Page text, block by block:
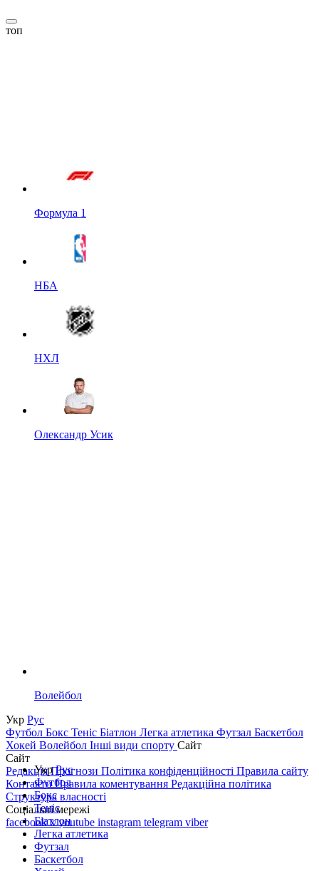
топ
Формула 1
НБА
НХЛ
Олександр Усик
Волейбол
Укр Рус
Футбол Бокс Теніс Біатлон Легка атлетика Футзал Баскетбол
Хокей Волейбол Інші види спорту Сайт
Сайт
РедакціяПрогнози Політика конфіденційності Правила сайту
КонтактиПравила коментування Редакційна політика
Структура власності
Соціальні мережі
facebookxyoutube instagram telegram viber
УкрРус
Футбол
Бокс
Теніс
Біатлон
Легка атлетика
Футзал
Баскетбол